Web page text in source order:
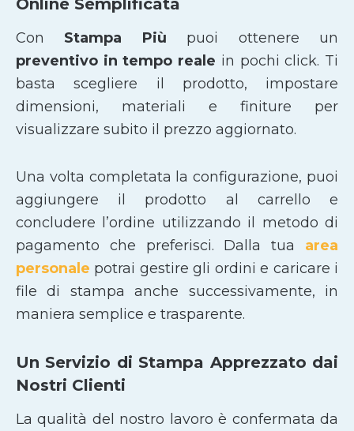
Online Semplificata
Con Stampa Più puoi ottenere un
preventivo in tempo reale in pochi click. Ti
basta scegliere il prodotto, impostare
dimensioni, materiali e finiture per
visualizzare subito il prezzo aggiornato.
Una volta completata la configurazione, puoi
aggiungere il prodotto al carrello e
concludere l’ordine utilizzando il metodo di
pagamento che preferisci. Dalla tua area
personale potrai gestire gli ordini e caricare i
file di stampa anche successivamente, in
maniera semplice e trasparente.
Un Servizio di Stampa Apprezzato dai
Nostri Clienti
La qualità del nostro lavoro è confermata da